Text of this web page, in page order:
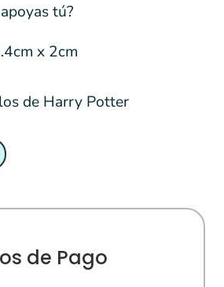
tú?
x 2cm
de Harry Potter
de Pago